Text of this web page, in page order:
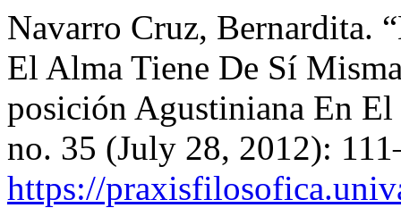
Navarro Cruz, Bernardita.
El Alma Tiene De Sí
posición Agustiniana En
no. 35 (July 28, 2012):
https://